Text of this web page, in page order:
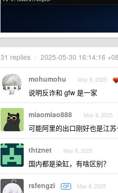
31 replies • 2025-05-30 16:14:16
mohumohu May 8, 2025
说明反诈和 gfw 是一家
miaomiao888 May 8, 2025
可能阿里的出口刚好也是江
thtznet May 8, 2025
国内都是染缸，有啥区别？
rsfengzi OP May 8, 2025